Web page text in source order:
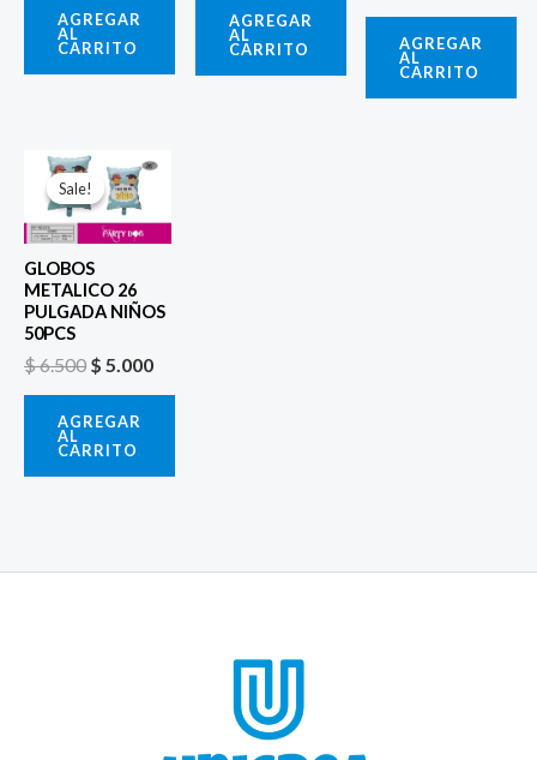
AGREGAR
AL
CARRITO
AGREGAR
AL
CARRITO AGREGAR
AL
CARRITO
Sale!
Sale!
GLOBOS
METALICO 26
PULGADA NIÑOS
50PCS
$6.500
El
precio
original
era:
$ 6.500.
$ 5.000
El
AGREGAR
AL
CARRITO